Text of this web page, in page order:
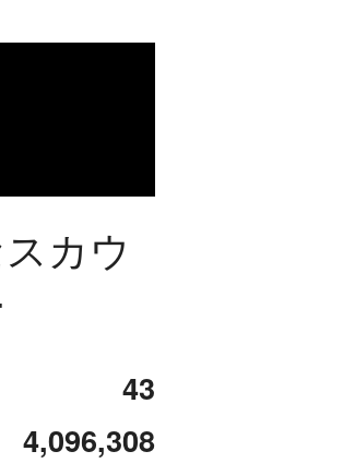
カウ
43
4,096,308